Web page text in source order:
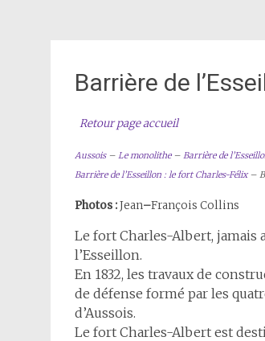
Barrière de
Retour page accueil
Aussois– Le monolithe– Barrière de
Barrière de l’Esseillon : le fort Charles-Félix–
Photos :Jean–François Collins
Le fort Charles-Albert, jamais
l’Esseillon.
En 1832, les travaux de
de défense formé par les
d’Aussois.
Le fort Charles-Albert est